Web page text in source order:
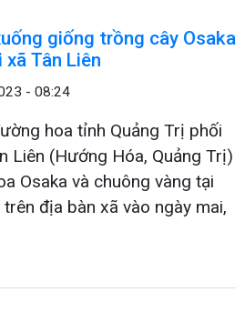
giống trồng cây Osaka
Tân Liên
- 08:24
hoa tỉnh Quảng Trị phối
Liên (Hướng Hóa, Quảng Trị)
Osaka và chuông vàng tại
địa bàn xã vào ngày mai,